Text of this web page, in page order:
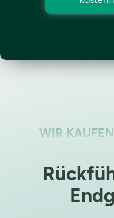
WIR